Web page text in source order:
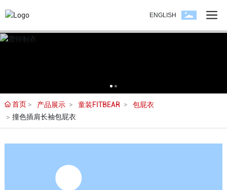
ENGLISH
首页 产品展示 童装FITBEAR
包屁衣
撞色插肩长袖包屁衣